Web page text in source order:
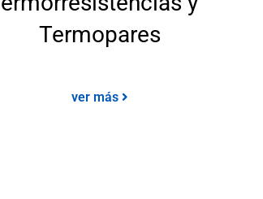
Termopares
ver más